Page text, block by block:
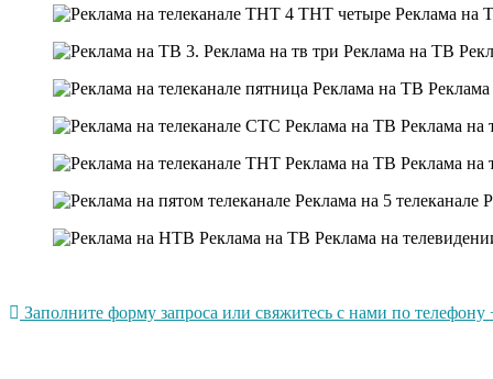
Заполните форму запроса или свяжитесь с нами по